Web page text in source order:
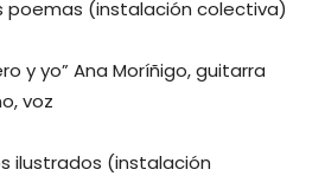
poemas (instalación colectiva)
y yo” Ana Moríñigo, guitarra
voz
ilustrados (instalación